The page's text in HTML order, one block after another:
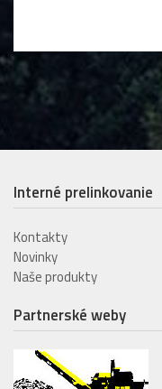
Interné prelinkovanie
Kontakty
Novinky
Naše produkty
Partnerské weby